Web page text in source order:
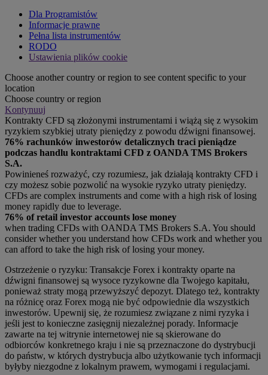
Dla Programistów
Informacje prawne
Pełna lista instrumentów
RODO
Ustawienia plików cookie
Choose another country or region to see content specific to your
location
Choose country or region
Kontynuuj
Kontrakty CFD są złożonymi instrumentami i wiążą się z wysokim
ryzykiem szybkiej utraty pieniędzy z powodu dźwigni finansowej.
76% rachunków inwestorów detalicznych traci pieniądze
podczas handlu kontraktami CFD z OANDA TMS Brokers
S.A.
Powinieneś rozważyć, czy rozumiesz, jak działają kontrakty CFD i
czy możesz sobie pozwolić na wysokie ryzyko utraty pieniędzy.
CFDs are complex instruments and come with a high risk of losing
money rapidly due to leverage.
76% of retail investor accounts lose money
when trading CFDs with OANDA TMS Brokers S.A. You should
consider whether you understand how CFDs work and whether you
can afford to take the high risk of losing your money.
Ostrzeżenie o ryzyku: Transakcje Forex i kontrakty oparte na
dźwigni finansowej są wysoce ryzykowne dla Twojego kapitału,
ponieważ straty mogą przewyższyć depozyt. Dlatego też, kontrakty
na różnicę oraz Forex mogą nie być odpowiednie dla wszystkich
inwestorów. Upewnij się, że rozumiesz związane z nimi ryzyka i
jeśli jest to konieczne zasięgnij niezależnej porady. Informacje
zawarte na tej witrynie internetowej nie są skierowane do
odbiorców konkretnego kraju i nie są przeznaczone do dystrybucji
do państw, w których dystrybucja albo użytkowanie tych informacji
byłyby niezgodne z lokalnym prawem, wymogami i regulacjami.